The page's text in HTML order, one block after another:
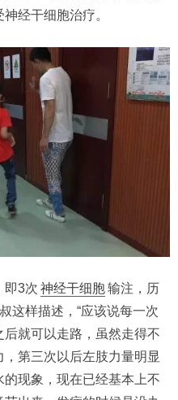
经干细胞治疗。
即3次 神经干细胞输注，历
这样描述，“应该说每一次
就可以走路，虽然走得不
第三次以后左肢力量明显
现象，现在已经基本上不